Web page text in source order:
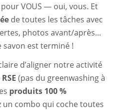
pour VOUS — oui, vous. Et
de toutes les tâches avec
photos avant/après…
savon est terminé !
d’aligner notre activité
(pas du greenwashing à
produits 100 %
un combo qui coche toutes